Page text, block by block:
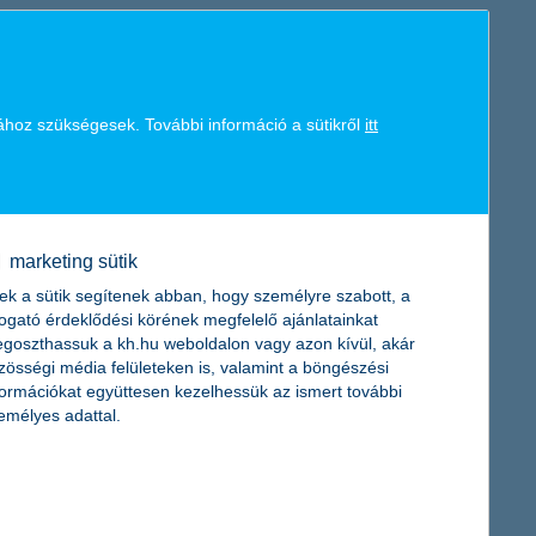
re csak alig jobbak, ezért a biztosítási szakma csak óvatosan
és az is szinte bizonyos, hogy a szektor az árverseny miatt
Biztosító 2011-es piaci előrejelzésében. A nehézségek és a
hogy ezzel is támogassa a gyermek-egészségügyet.
a Marcali Városi Kórház vásárolhat műszereket a 8 millió
szükségesek. További információ a sütikről itt
marketing sütik
a sütik segítenek abban, hogy személyre szabott, a
érdeklődési körének megfelelő ajánlatainkat
a kh.hu weboldalon vagy azon kívül, akár
média felületeken is, valamint a böngészési
együttesen kezelhessük az ismert további
adattal.